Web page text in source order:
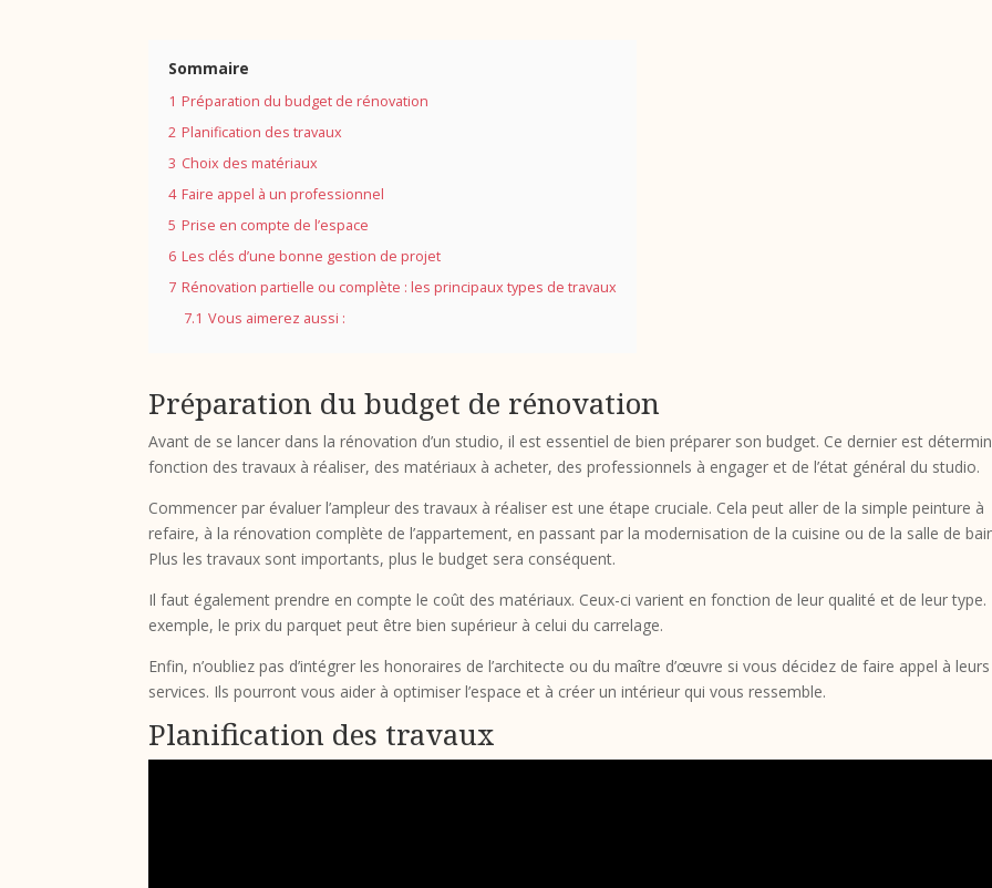
Sommaire
1 Préparation du budget de rénovation
2 Planification des travaux
3 Choix des matériaux
4 Faire appel à un professionnel
5 Prise en compte de l’espace
6 Les clés d’une bonne gestion de projet
7 Rénovation partielle ou complète : les principaux types de travaux
7.1 Vous aimerez aussi :
Préparation du budget de rénovation
Avant de se lancer dans la rénovation d’un studio, il est essentiel de bien préparer son budget. Ce dernier est
fonction des travaux à réaliser, des matériaux à acheter, des professionnels à engager et de l’état général du studio.
Commencer par évaluer l’ampleur des travaux à réaliser est une étape cruciale. Cela peut aller de la simple peinture à
refaire, à la rénovation complète de l’appartement, en passant par la modernisation de la cuisine ou de la salle de
Plus les travaux sont importants, plus le budget sera conséquent.
Il faut également prendre en compte le coût des matériaux. Ceux-ci varient en fonction de leur qualité et de leur type.
exemple, le prix du parquet peut être bien supérieur à celui du carrelage.
Enfin, n’oubliez pas d’intégrer les honoraires de l’architecte ou du maître d’œuvre si vous décidez de faire appel à leurs
services. Ils pourront vous aider à optimiser l’espace et à créer un intérieur qui vous ressemble.
Planification des travaux